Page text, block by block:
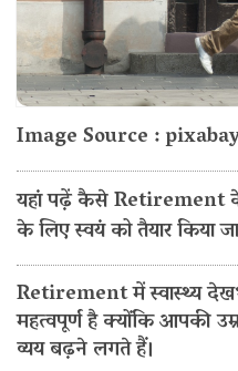
Image Source :
यहां पढ़ें कैसे Retirement
के लिए स्वयं को तैयार किया
Retirement में स्वास्थ्य
महत्वपूर्ण है क्योंकि आपकी
व्यय बढ़ने लगते हैं।